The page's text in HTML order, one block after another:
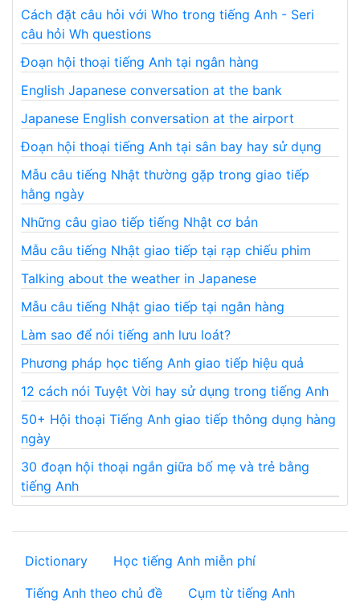
Cách đặt câu hỏi với Who trong tiếng Anh - Seri
câu hỏi Wh questions
Đoạn hội thoại tiếng Anh tại ngân hàng
English Japanese conversation at the bank
Japanese English conversation at the airport
Đoạn hội thoại tiếng Anh tại sân bay hay sử dụng
Mẫu câu tiếng Nhật thường gặp trong giao tiếp
hằng ngày
Những câu giao tiếp tiếng Nhật cơ bản
Mẫu câu tiếng Nhật giao tiếp tại rạp chiếu phim
Talking about the weather in Japanese
Mẫu câu tiếng Nhật giao tiếp tại ngân hàng
Làm sao để nói tiếng anh lưu loát?
Phương pháp học tiếng Anh giao tiếp hiệu quả
12 cách nói Tuyệt Vời hay sử dụng trong tiếng Anh
50+ Hội thoại Tiếng Anh giao tiếp thông dụng hàng
ngày
30 đoạn hội thoại ngắn giữa bố mẹ và trẻ bằng
tiếng Anh
Dictionary
Học tiếng Anh miễn phí
Tiếng Anh theo chủ đề
Cụm từ tiếng Anh